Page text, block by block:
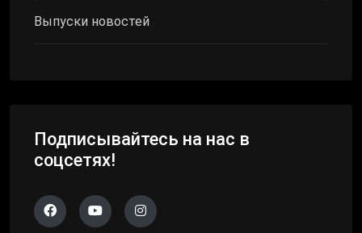
Выпуски новостей
Подписывайтесь на нас в
соцсетях!